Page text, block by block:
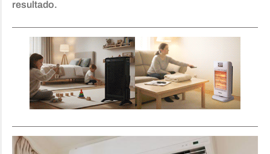
resultado.